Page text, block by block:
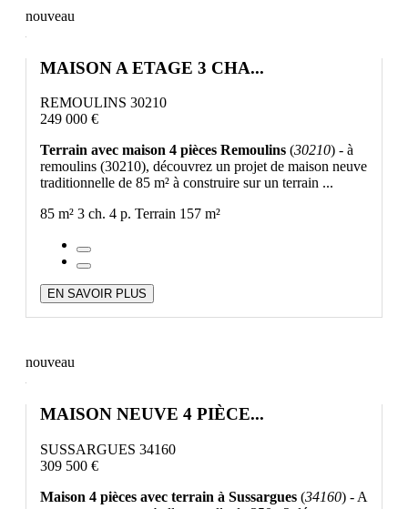
nouveau
MAISON A ETAGE 3 CHA...
REMOULINS 30210
249 000 €
Terrain avec maison 4 pièces Remoulins (30210) - à
remoulins (30210), découvrez un projet de maison neuve
traditionnelle de 85 m² à construire sur un terrain ...
85 m² 3 ch. 4 p. Terrain 157 m²
EN SAVOIR PLUS
nouveau
MAISON NEUVE 4 PIÈCE...
SUSSARGUES 34160
309 500 €
Maison 4 pièces avec terrain à Sussargues (34160) - A